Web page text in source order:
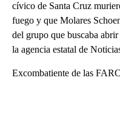
cívico de Santa Cruz
fuego y que Molares
del grupo que buscaba
la agencia estatal de
Excombatiente de las FARC